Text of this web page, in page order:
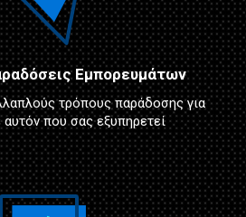
Εμπορευμάτων
τρόπους παράδοσης για
αυτόν που σας εξυπηρετεί